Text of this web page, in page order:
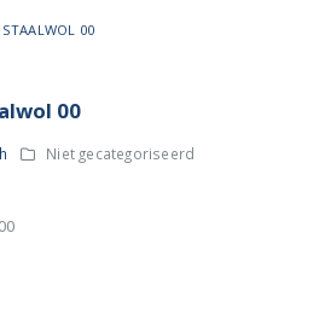
00
00
Niet gecategoriseerd